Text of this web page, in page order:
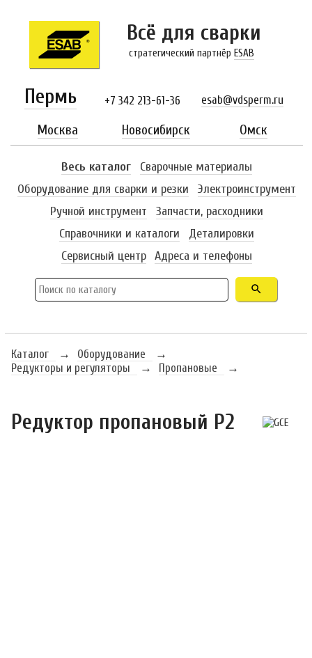
Всё для сварки
стратегический партнёрESAB
Пермь +7 342 213-61-36 esab@vdsperm.ru
Москва Новосибирск Омск
Весь каталог
Сварочные материалы
Оборудование для сварки и резки
Электроинструмент
Ручной инструмент
Запчасти, расходники
Справочники и каталоги
Деталировки
Сервисный центр Адреса и телефоны
Каталог → Оборудование
→
Редукторы и регуляторы
→ Пропановые →
Редуктор пропановый P2